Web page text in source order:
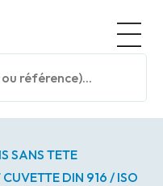
SANS TETE
DIN 916 / ISO